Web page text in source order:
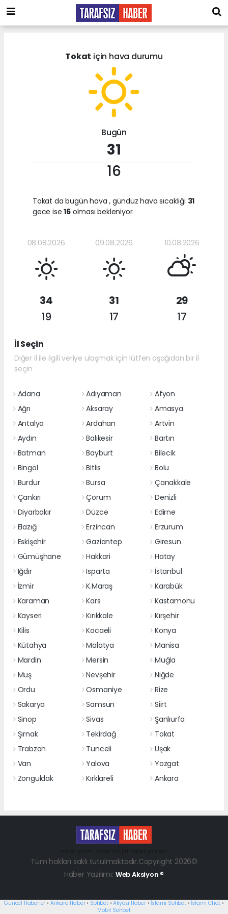
Tokat için hava durumu
Bugün
31
16
Tokat da bugün hava, gündüz hava sıcaklığı 31
gece ise16olması bekleniyor.
08.08.2026
34
19
09.08.2026
31
17
10.08.2026
29
17
İl Seçin
Diğer il ile ilgili veriye ulaşmak için lütfen aşağıdan bir il
seçin
Adana Adıyaman
Afyon
Ağrı
Aksaray
Amasya
Antalya
Ardahan
Artvin
Aydın
Balıkesir
Bartın
Batman
Bayburt
Bilecik
Bingöl
Bitlis
Bolu
Burdur
Bursa
Çanakkale
Çankırı
Çorum
Denizli
Diyarbakır
Düzce
Edirne
Elazığ
Erzincan
Erzurum
Eskişehir
Gaziantep
Giresun
Gümüşhane
Hakkari
Hatay
Iğdır
Isparta
İstanbul
İzmir
K.Maraş
Karabük
Karaman
Kars
Kastamonu
Kayseri
Kırıkkale
Kırşehir
Kilis
Kocaeli
Konya
Kütahya
Malatya
Manisa
Mardin
Mersin
Muğla
Muş
Nevşehir
Niğde
Ordu
Osmaniye
Rize
Sakarya
Samsun
Siirt
Sinop
Sivas
Şanlıurfa
Şırnak
Tekirdağ
Tokat
Trabzon
Tunceli
Uşak
Van
Yalova
Yozgat
Zonguldak
Kırklareli Ankara
Tüm hakları saklı tutulmaktadır.Copyright 2026©
Haber Yazılımı: Web Aksiyon ®
Güncel Haberler • Ankara Haber• Sohbet•Akyazı Haber•İslami Sohbet•İslami Chat •
Mobil Sohbet